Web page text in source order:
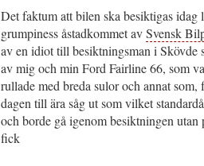
Det faktum att bilen ska besiktigas
grumpiness åstadkommet avSvensk
av en idiot till besiktningsman i Skövde
av mig och min Ford Fairline 66, som
rullade med breda sulor och annat
dagen till ära såg ut som vilket
och borde gå igenom besiktningen
fick